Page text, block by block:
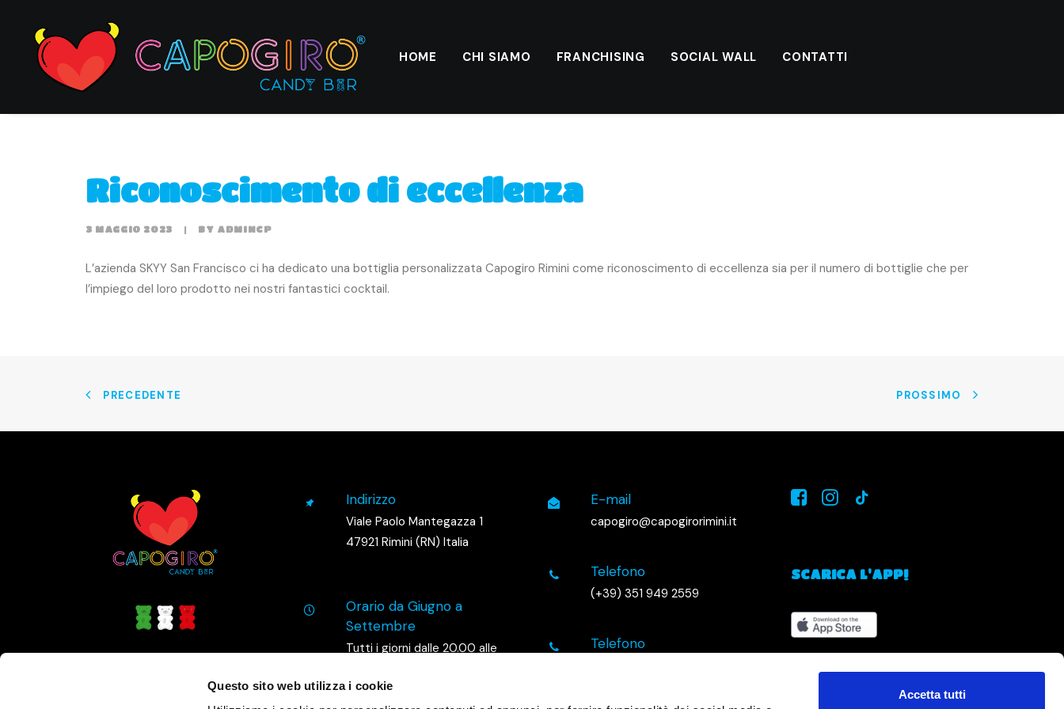
Questo sito web utilizza i cookie
Accetta tutti
HOME CHI SIAMO FRANCHISING SOCIAL WALL CONTATTI
Riconoscimento di eccellenza
3 MAGGIO 2023 | BY ADMINCP
L’azienda SKYY San Francisco ci ha dedicato una bottiglia personalizzata Capogiro Rimini come riconoscimento di eccellenza sia per il numero di bottiglie che per
l’impiego del loro prodotto nei nostri fantastici cocktail.
PRECEDENTE PROSSIMO
Indirizzo
Viale Paolo Mantegazza 1
47921 Rimini (RN) Italia
Orario da Giugno a
Settembre
Tutti i giorni dalle 20.00 alle
E-mail
capogiro@capogirorimini.it
Telefono
(+39) 351 949 2559
Telefono
SCARICA L'APP!